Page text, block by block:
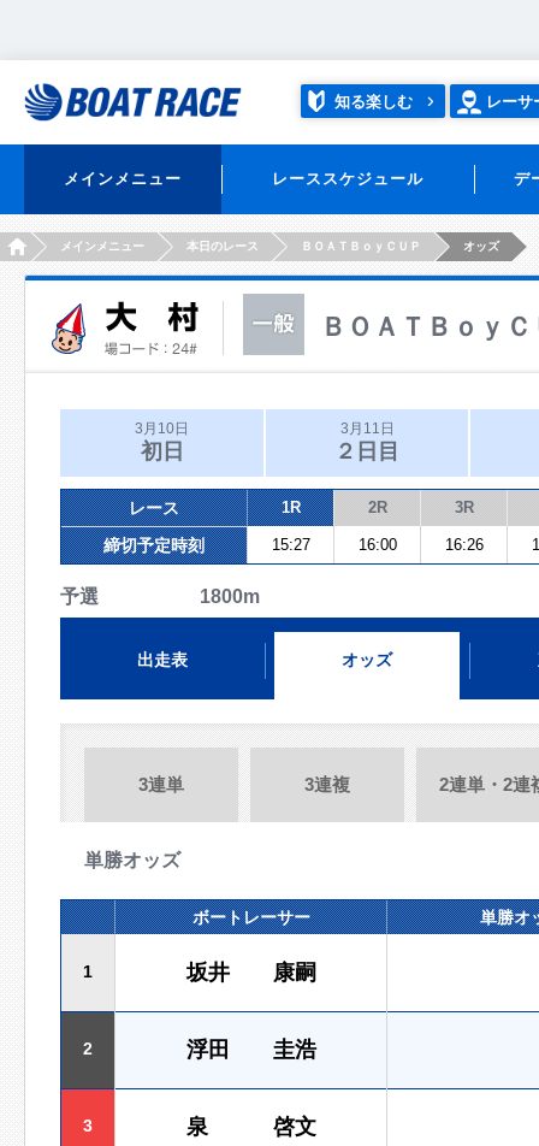
知る楽しむ レーサ
メインメニュー レーススケジュール デ
HOMEメインメニュー 本日のレース ＢＯＡＴＢｏｙＣＵＰ オッズ
ＢＯＡＴＢｏｙ
3月10日
初日
3月11日
２日目
レース 1R 2R 3R
締切予定時刻 15:27 16:00 16:26
予選 1800m
出走表 オッズ
3連単 3連複 2連単・2連
単勝オッズ
ボートレーサー 単勝オ
1 坂井 康嗣
2 浮田 圭浩
3 泉 啓文